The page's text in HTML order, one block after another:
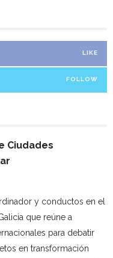
LIKE
FOLLOW
Ciudades
y conductos en el
que reúne a
para debatir
en transformación